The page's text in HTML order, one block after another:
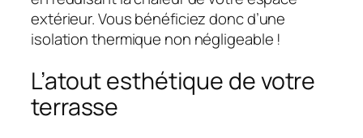
extérieur. Vous bénéficiez donc d’une
isolation thermique non négligeable !
L’atout esthétique de votre
terrasse